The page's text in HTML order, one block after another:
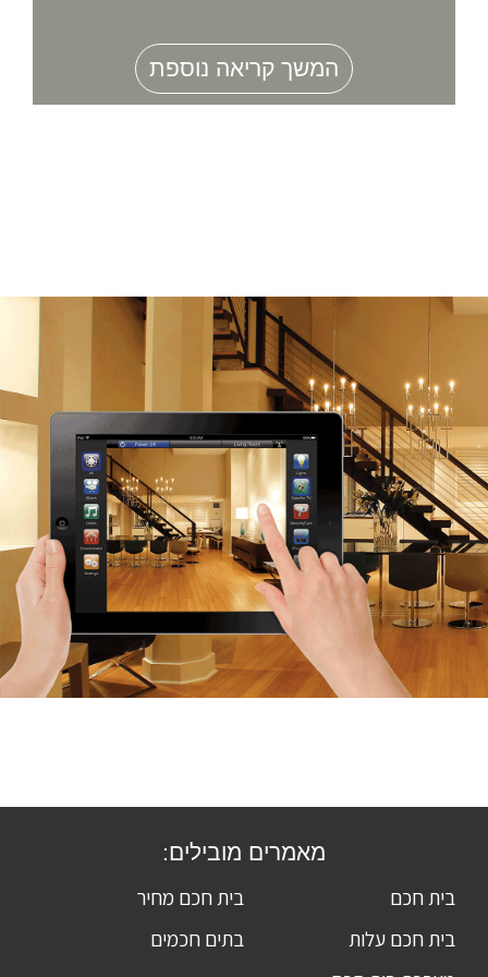
המשך קריאה נוספת
מאמרים מובילים:
בית חכם
בית חכם מחיר
בית חכם עלות
בתים חכמים